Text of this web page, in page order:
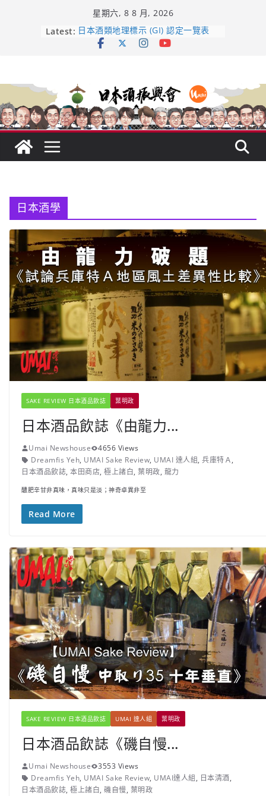
星期六, 8 8 月, 2026
Latest: 日本酒類地理標示 (GI) 認定一覽表
UMAI SAKE MC題庫（2026年版
市場！梅乃宿上市背後的密碼
龜之井酒造：口說上手 – 山形純米大
吟釀的堅持與傳承 ～ くどき上手
日本酒學
SAKE REVIEW 日本酒品飲誌 葉明政
日本酒品飲誌《由龍力...
Umai Newshouse
4656 Views
Dreamfis Yeh, UMAI Sake Review, UMAI 達人組, 兵庫特Ａ,
日本酒品飲誌, 本田商店, 極上諸白, 葉明政, 龍力
醲肥辛甘非真味，真味只是淡；神奇卓異非至
Read More
SAKE REVIEW 日本酒品飲誌 UMAI 達人組 葉明政
日本酒品飲誌《磯自慢...
Umai Newshouse
3553 Views
Dreamfis Yeh, UMAI Sake Review, UMAI達人組, 日本清酒,
日本酒品飲誌, 極上諸白, 磯自慢, 葉明政